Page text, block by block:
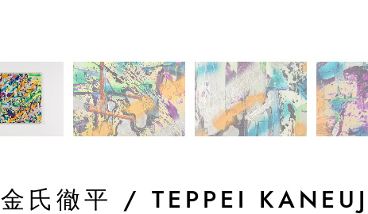
金氏徹平 / TEPPEI KANEUJI